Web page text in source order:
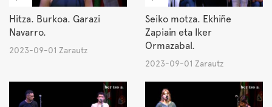
Hitza. Burkoa. Garazi
Navarro.
2023-09-01 Zarautz
Seiko motza. Ekhiñe
Zapiain eta Iker
Ormazabal.
2023-09-01 Zarautz